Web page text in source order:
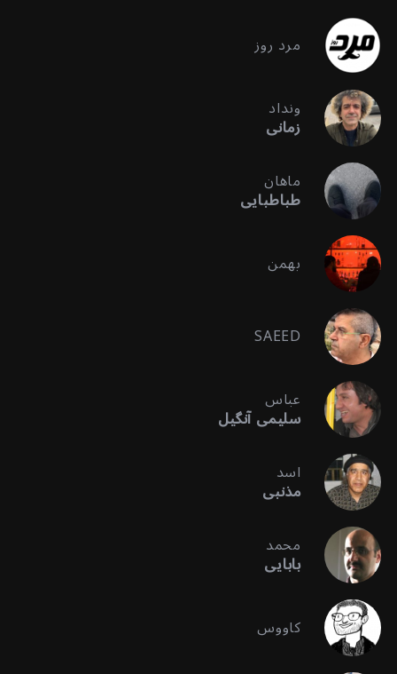
مرد روز
ونداد
زمانی
ماهان
طباطبایی
بهمن
SAEED
عباس
سلیمی آنگیل
اسد
مذنبی
محمد
بابایی
کاووس